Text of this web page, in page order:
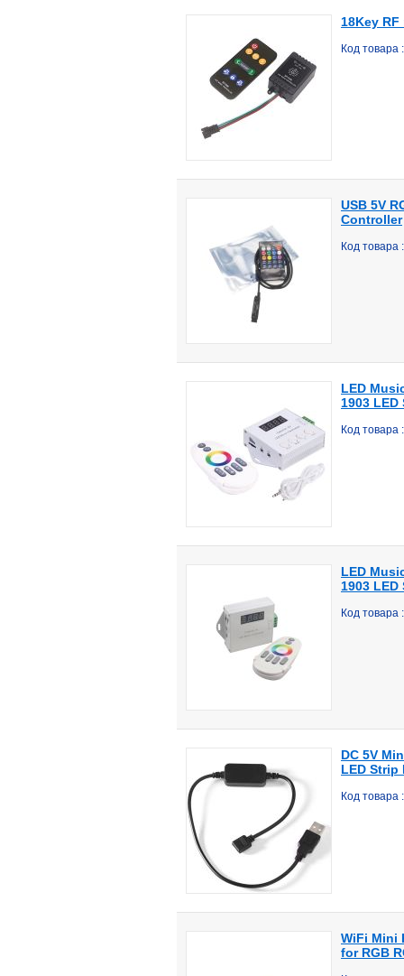
18Key
Код товара
USB 5V
Controller
Код товара
LED
1903 LED
Код товара
LED
1903 LED
Код товара
DC 5V
LED Strip
Код товара
WiFi Mini
for RGB